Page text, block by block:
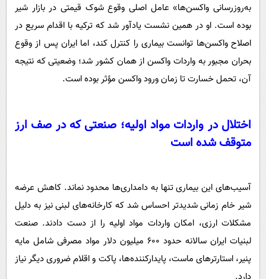
به‌روزرسانی واکسن‌ها» عامل اصلی وقوع شوک قیمتی در بازار شیر
بوده است. او در همین نشست یادآور شد که ترکیه با اقدام سریع در
اصلاح واکسن‌ها توانست بیماری را کنترل کند، اما ایران پس از وقوع
بحران مجبور به واردات واکسن از همان کشور شد؛ وضعیتی که نتیجه
آن، تحمل خسارت تا زمان ورود واکسن مؤثر بوده است.
اختلال در واردات مواد اولیه؛ صنعتی که در صف ارز
متوقف شده است
آسیب‌های این بیماری تنها به دامداری‌ها محدود نماند. کاهش عرضه
شیر خام زمانی شدیدتر احساس شد که کارخانه‌های لبنی نیز به دلیل
مشکلات ارزی، امکان واردات مواد اولیه را از دست دادند. صنعت
لبنیات ایران سالانه حدود ۶۰۰ میلیون دلار مواد مصرفی شامل مایه
پنیر، استارترهای ماست، پایدارکننده‌ها، پاکت و اقلام ضروری دیگر نیاز